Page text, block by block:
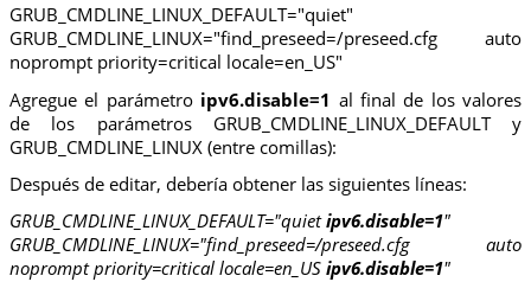
GRUB_CMDLINE_LINUX_DEFAULT="quiet"
GRUB_CMDLINE_LINUX="find_preseed=/preseed.cfg auto
noprompt priority=critical locale=en_US"
Agregue el parámetro ipv6.disable=1 al final de los valores
de los parámetros GRUB_CMDLINE_LINUX_DEFAULT y
GRUB_CMDLINE_LINUX (entre comillas):
Después de editar, debería obtener las siguientes líneas:
GRUB_CMDLINE_LINUX_DEFAULT="quietipv6.disable=1"
GRUB_CMDLINE_LINUX="find_preseed=/preseed.cfg auto
noprompt priority=critical locale=en_US ipv6.disable=1"